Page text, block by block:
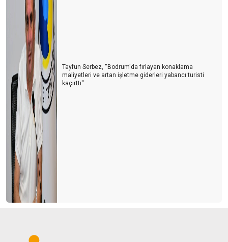
Tayfun Serbez, ''Bodrum'da fırlayan konaklama
maliyetleri ve artan işletme giderleri yabancı turisti
kaçırttı''